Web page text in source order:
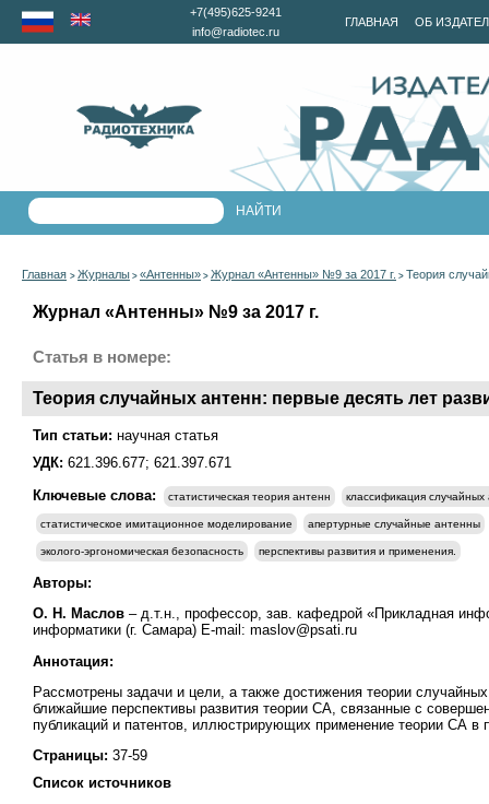
ГЛАВНАЯ ОБ
+7(495)625-9241
info@radiotec.ru
Главная > Журналы > «Антенны» > Журнал «Антенны» №9 за 2017 г. > Теория
Журнал «Антенны» №9 за 2017 г.
Статья в номере:
Теория случайных антенн: первые десять лет
Тип статьи: научная статья
УДК: 621.396.677; 621.397.671
Ключевые слова:
статистическая теория антенн классификация случайных
статистическое имитационное моделирование апертурные случайные антенны
эколого-эргономическая безопасность перспективы развития и применения.
Авторы:
О. Н. Маслов – д.т.н., профессор, зав. кафедрой «Прикладная
информатики (г. Самара) E-mail: maslov@psati.ru
Аннотация:
Рассмотрены задачи и цели, а также достижения теории
ближайшие перспективы развития теории СА, связанные с
публикаций и патентов, иллюстрирующих применение теории СА в
Страницы: 37-59
Список источников